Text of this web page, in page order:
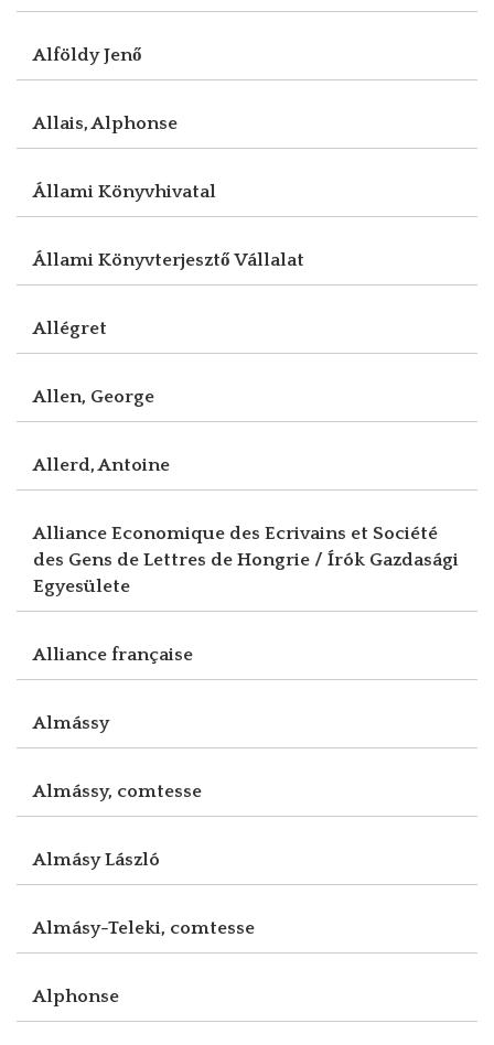
Alföldy Jenő
Allais, Alphonse
Állami Könyvhivatal
Állami Könyvterjesztő Vállalat
Allégret
Allen, George
Allerd, Antoine
Alliance Economique des Ecrivains et Société
des Gens de Lettres de Hongrie / Írók Gazdasági
Egyesülete
Alliance française
Almássy
Almássy, comtesse
Almásy László
Almásy-Teleki, comtesse
Alphonse